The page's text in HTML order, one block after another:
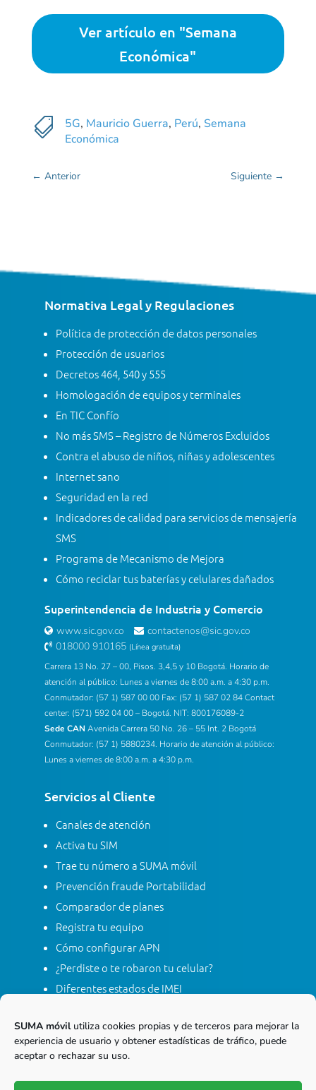
SUMA móvilutiliza cookies propias y de terceros para mejorar la
experiencia de usuario y obtener estadísticas de tráfico, puede
aceptar o rechazar su uso.
Ver artículo en "Semana
Económica"
 5G, Mauricio Guerra, Perú, Semana
Económica
← Anterior Siguiente →
Normativa Legal y Regulaciones
Política de protección de datos personales
Protección de usuarios
Decretos 464, 540 y 555
Homologación de equipos y terminales
En TIC Confío
No más SMS – Registro de Números Excluidos
Contra el abuso de niños, niñas y adolescentes
Internet sano
Seguridad en la red
Indicadores de calidad para servicios de mensajería
SMS
Programa de Mecanismo de Mejora
Cómo reciclar tus baterías y celulares dañados
Superintendencia de Industria y Comercio
www.sic.gov.co
contactenos@sic.gov.co
018000 910165 (Línea gratuita)
Carrera 13 No. 27 – 00, Pisos. 3,4,5 y 10 Bogotá. Horario de
atención al público: Lunes a viernes de 8:00 a.m. a 4:30 p.m.
Conmutador: (57 1) 587 00 00 Fax: (57 1) 587 02 84 Contact
center: (571) 592 04 00 – Bogotá. NIT: 800176089-2
Sede CAN Avenida Carrera 50 No. 26 – 55 Int. 2 Bogotá
Conmutador: (57 1) 5880234. Horario de atención al público:
Lunes a viernes de 8:00 a.m. a 4:30 p.m.
Servicios al Cliente
Canales de atención
Activa tu SIM
Trae tu número a SUMA móvil
Prevención fraude Portabilidad
Comparador de planes
Registra tu equipo
Cómo configurar APN
¿Perdiste o te robaron tu celular?
Diferentes estados de IMEI
Contacta con SUMA móvil
Apagón red móvil 2G